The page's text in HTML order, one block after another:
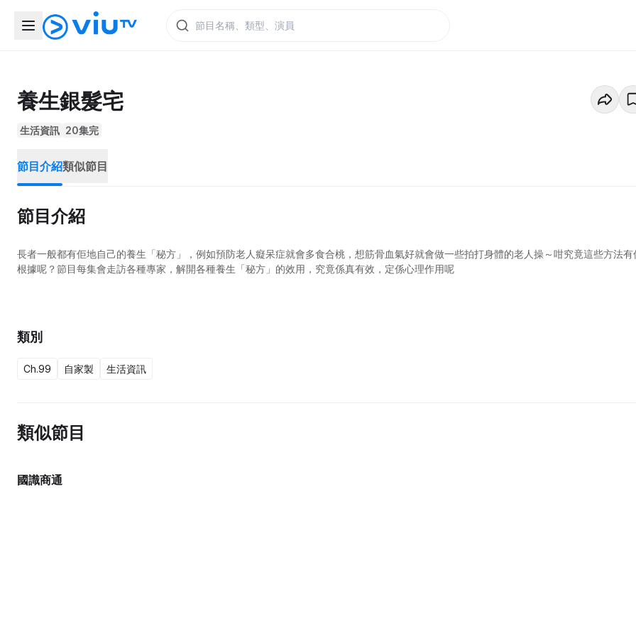
養生銀髮宅
生活資訊 20集完
節目介紹類似節目
節目介紹
長者一般都有佢地自己的養生「秘方」，例如預防老人癡呆症就會多食合桃，想筋骨血氣好就會做一些拍打身體的老人操～咁究竟這些方法有
根據呢？節目每集會走訪各種專家，解開各種養生「秘方」的效用，究竟係真有效，定係心理作用呢
類別
Ch.99 自家製 生活資訊
類似節目
國識商通